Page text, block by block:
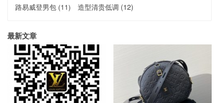
路易威登男包 (11) 造型清贵低调 (12)
最新文章